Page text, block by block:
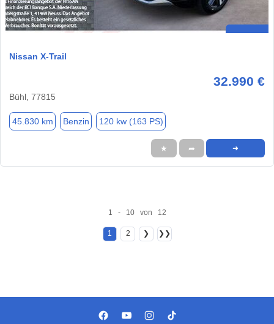
Nissan X-Trail
32.990 €
Bühl, 77815
45.830 km Benzin 120 kw (163 PS)
★ ➦ ➜
1 - 10 von 12
1 2 ❯ ❯❯